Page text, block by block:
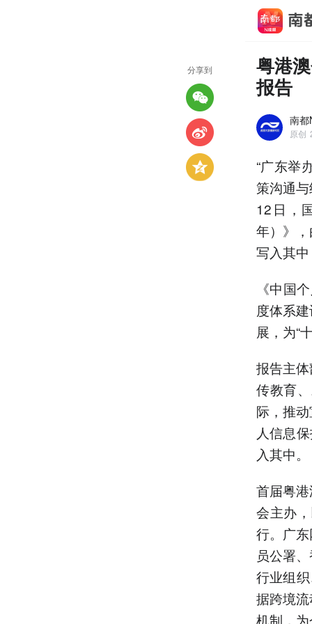
粤港
报告
南都
原创
“广东举
策沟通
12日，
年）》
写入其
《中国
度体系
展，为“
报告主
传教育
际，推
人信息
入其中。
首届粤
会主办
行。广
员公署
行业组
据跨境
机制，
分享到